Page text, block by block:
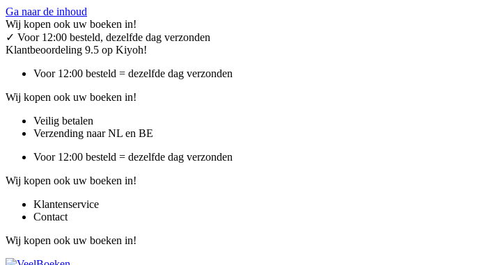
Ga naar de inhoud
Wij kopen ook uw boeken in!
✓ Voor 12:00 besteld, dezelfde dag verzonden
Klantbeoordeling 9.5 op Kiyoh!
Voor 12:00 besteld = dezelfde dag verzonden
Wij kopen ook uw boeken in!
Veilig betalen
Verzending naar NL en BE
Voor 12:00 besteld = dezelfde dag verzonden
Wij kopen ook uw boeken in!
Klantenservice
Contact
Wij kopen ook uw boeken in!